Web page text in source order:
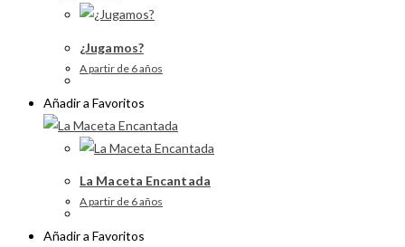
¿Jugamos?
A partir de 6 años
Añadir a Favoritos
La Maceta Encantada
A partir de 6 años
Añadir a Favoritos